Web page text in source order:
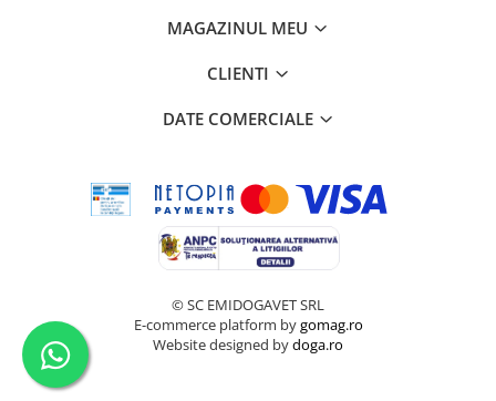
MAGAZINUL MEU
CLIENTI
DATE COMERCIALE
© SC EMIDOGAVET SRL
E-commerce platform bygomag.ro
Website designed bydoga.ro